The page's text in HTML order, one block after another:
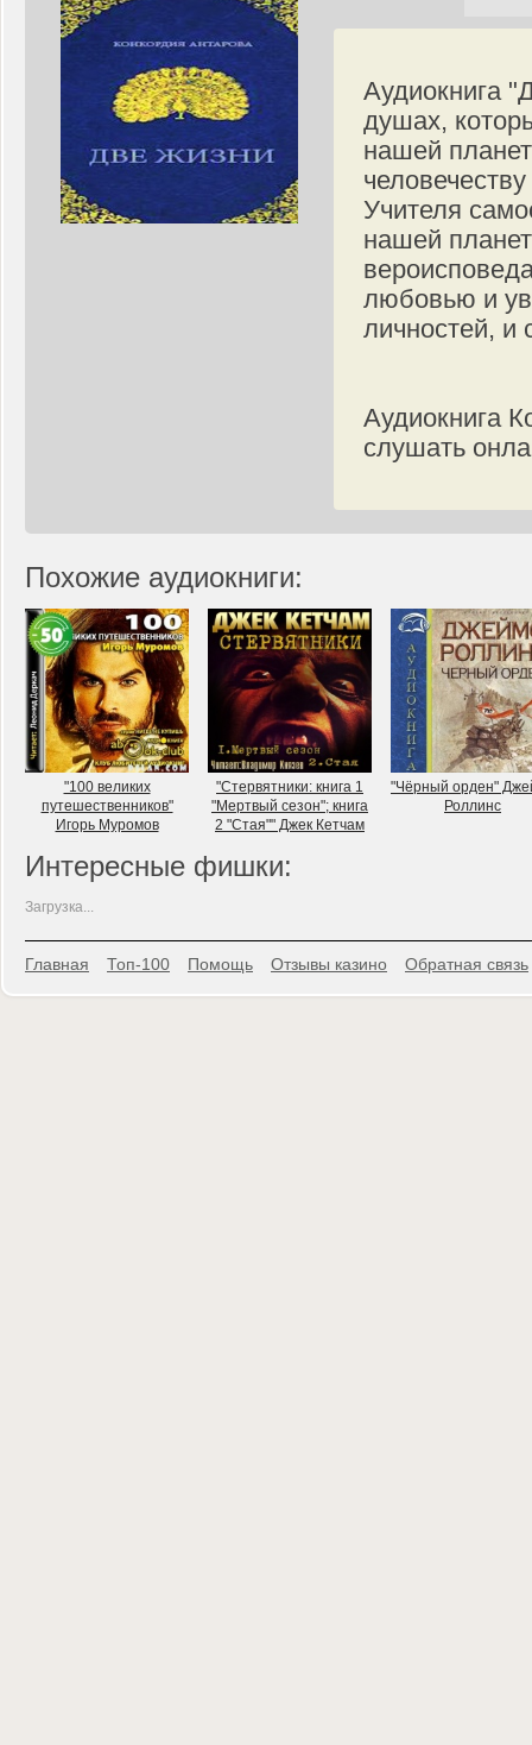
Аудиокнига
душах,
нашей
Учителя
нашей
любовью и
личностей,
Аудиокнига
слушать
Похожие аудиокниги:
"100 великих
путешественников"
Игорь Муромов
"Стервятники: книга 1
"Мертвый сезон"; книга
2 "Стая"" Джек Кетчам
"Чёрный орден"
Роллинс
Интересные фишки:
Загрузка...
Главная Топ-100 Помощь Отзывы казино Обратная связь